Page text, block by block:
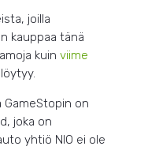
joilla
kauppaa tänä
kuin viime
on
joka on
yhtiö NIO ei ole